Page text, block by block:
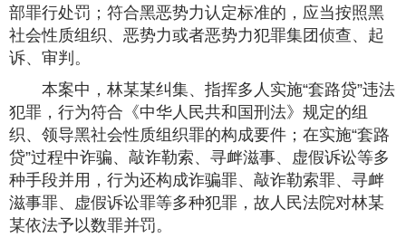
部罪行处罚；符合黑恶势力认定标准的，应当按照黑
社会性质组织、恶势力或者恶势力犯罪集团侦查、起
诉、审判。
本案中，林某某纠集、指挥多人实施“套路贷”违法
犯罪，行为符合《中华人民共和国刑法》规定的组
织、领导黑社会性质组织罪的构成要件；在实施“套路
贷”过程中诈骗、敲诈勒索、寻衅滋事、虚假诉讼等多
种手段并用，行为还构成诈骗罪、敲诈勒索罪、寻衅
滋事罪、虚假诉讼罪等多种犯罪，故人民法院对林某
某依法予以数罪并罚。